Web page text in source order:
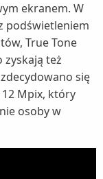
ekranem. W
podświetleniem
True Tone
zyskają też
zdecydowano się
Mpix, który
osoby w